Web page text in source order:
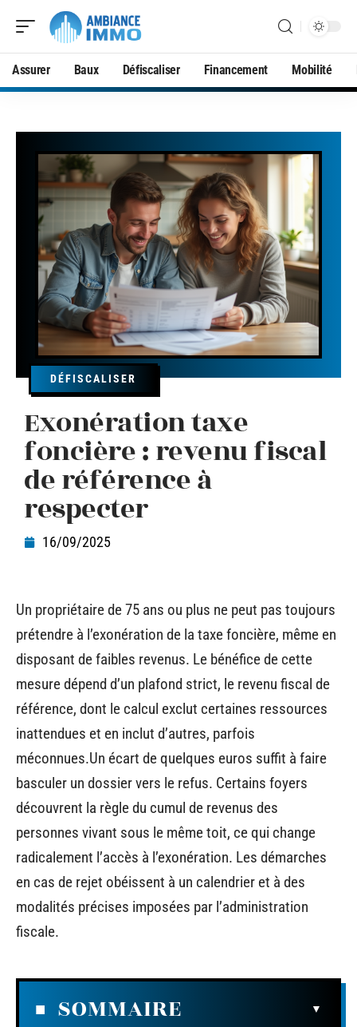
Assurer Baux Défiscaliser Financement Mobilité
DÉFISCALISER
Exonération taxe
foncière : revenu fiscal
de référence à
respecter
16/09/2025
Un propriétaire de 75 ans ou plus ne peut pas toujours
prétendre à l’exonération de la taxe foncière, même en
disposant de faibles revenus. Le bénéfice de cette
mesure dépend d’un plafond strict, le revenu fiscal de
référence, dont le calcul exclut certaines ressources
inattendues et en inclut d’autres, parfois
méconnues.Un écart de quelques euros suffit à faire
basculer un dossier vers le refus. Certains foyers
découvrent la règle du cumul de revenus des
personnes vivant sous le même toit, ce qui change
radicalement l’accès à l’exonération. Les démarches
en cas de rejet obéissent à un calendrier et à des
modalités précises imposées par l’administration
fiscale.
SOMMAIRE